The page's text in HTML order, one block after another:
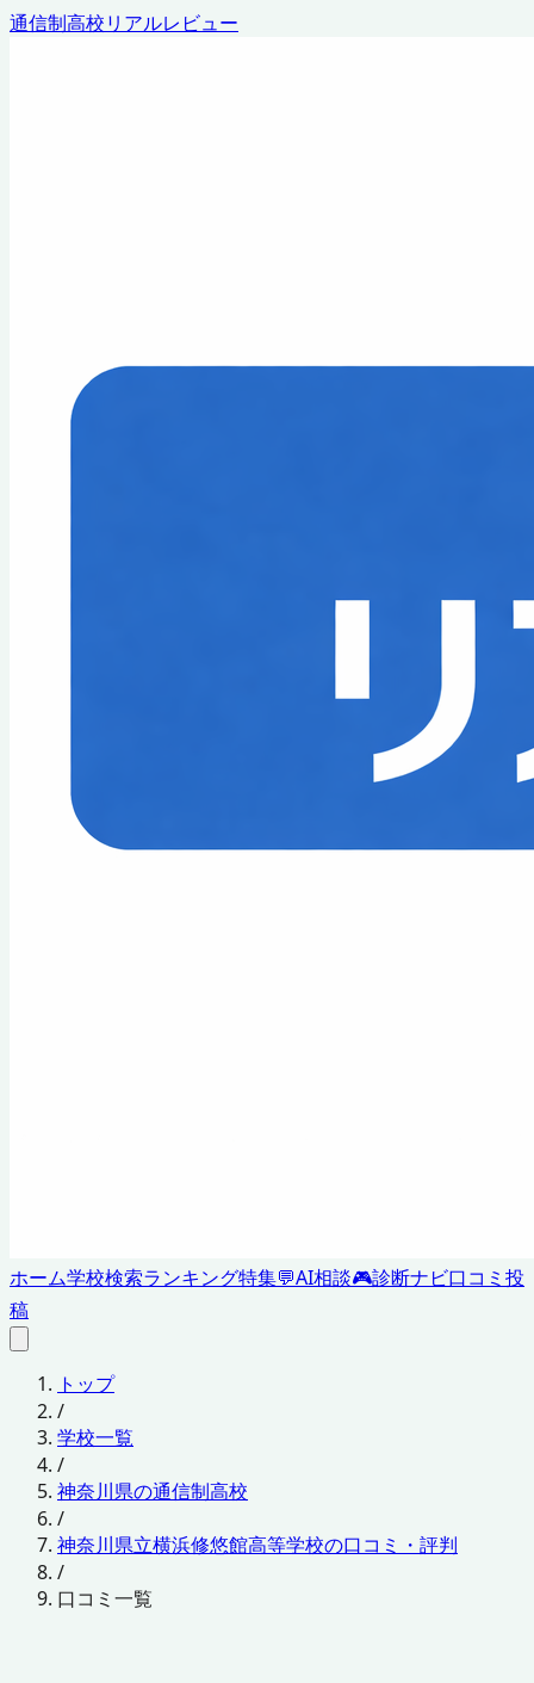
通信制高校リアルレビュー
ホーム学校検索ランキング特集💬AI相談🎮診断ナビ口コミ投
稿
トップ
/
学校一覧
/
神奈川県の通信制高校
/
神奈川県立横浜修悠館高等学校の口コミ・評判
/
口コミ一覧